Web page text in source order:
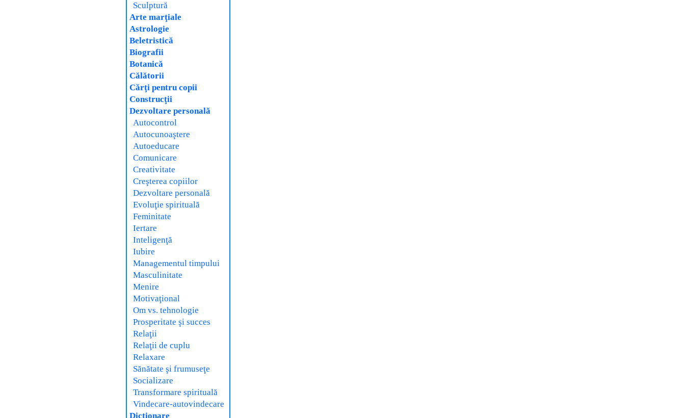
Sculptură
Arte marţiale
Astrologie
Beletristică
Biografii
Botanică
Călătorii
Cărţi pentru copii
Construcţii
Dezvoltare personală
Autocontrol
Autocunoaştere
Autoeducare
Comunicare
Creativitate
Creşterea copiilor
Dezvoltare personală
Evoluţie spirituală
Feminitate
Iertare
Inteligenţă
Iubire
Managementul timpului
Masculinitate
Menire
Motivaţional
Om vs. tehnologie
Prosperitate şi succes
Relaţii
Relaţii de cuplu
Relaxare
Sănătate şi frumuseţe
Socializare
Transformare spirituală
Vindecare-autovindecare
Dicţionare